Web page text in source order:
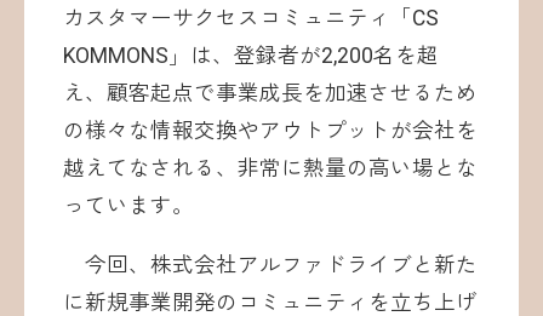
カスタマーサクセスコミュニティ「CS
KOMMONS」は、登録者が2,200名を超
え、顧客起点で事業成長を加速させるため
の様々な情報交換やアウトプットが会社を
越えてなされる、非常に熱量の高い場とな
っています。
今回、株式会社アルファドライブと新た
に新規事業開発のコミュニティを立ち上げ